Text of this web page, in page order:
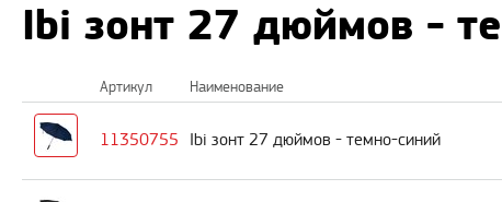
Ibi зонт 27 дюймов -
Артикул Наименование
11350755 Ibi зонт 27 дюймов - темно-синий